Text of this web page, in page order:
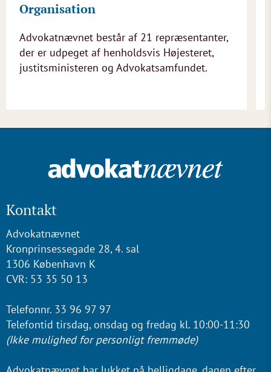
Organisation
Advokatnævnet består af 21 repræsentanter,
der er udpeget af henholdsvis Højesteret,
justitsministeren og Advokatsamfundet.
Kontakt
Advokatnævnet
Kronprinsessegade 28, 4. sal
1306 København K
CVR: 53 35 50 13
Telefonnr. 33 96 97 97
Telefontid tirsdag, onsdag og fredag kl. 10:00-11:30
(Ikke mulighed for personligt fremmøde)